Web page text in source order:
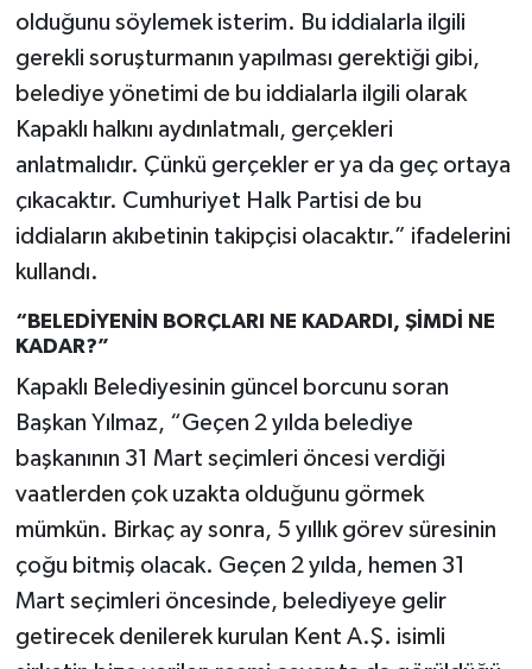
olduğunu söylemek isterim. Bu iddialarla ilgili
gerekli soruşturmanın yapılması gerektiği gibi,
belediye yönetimi de bu iddialarla ilgili olarak
Kapaklı halkını aydınlatmalı, gerçekleri
anlatmalıdır. Çünkü gerçekler er ya da geç ortaya
çıkacaktır. Cumhuriyet Halk Partisi de bu
iddiaların akıbetinin takipçisi olacaktır.” ifadelerini
kullandı.
“BELEDİYENİN BORÇLARI NE KADARDI, ŞİMDİ NE
KADAR?”
Kapaklı Belediyesinin güncel borcunu soran
Başkan Yılmaz, “Geçen 2 yılda belediye
başkanının 31 Mart seçimleri öncesi verdiği
vaatlerden çok uzakta olduğunu görmek
mümkün. Birkaç ay sonra, 5 yıllık görev süresinin
çoğu bitmiş olacak. Geçen 2 yılda, hemen 31
Mart seçimleri öncesinde, belediyeye gelir
getirecek denilerek kurulan Kent A.Ş. isimli